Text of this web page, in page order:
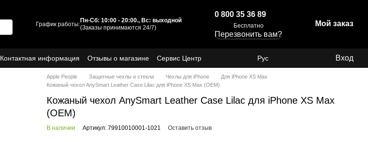
График работы:
Пн-Сб: 10:00 - 20:00., Вс: выходной
(Заказы принимаются 24/7)
0 800 35 36 89
Бесплатно
Перезвонить вам?
Мой заказ
Контактная информация Отзывы о магазине
Сервис Центр
Рус Вход
Apple People Защитные чехлы и стекла Чехлы для iPhone
Для iPhone XS Max
Кожаный чехол AnySmart Leather Case Lilac для iPhone XS Max (OEM)
Кожаный чехол AnySmart Leather Case Lilac для iPhone XS Max
(OEM)
В наличии Артикул: 79910010001-1021 Оставить отзыв